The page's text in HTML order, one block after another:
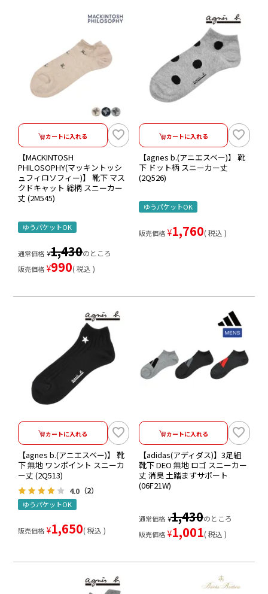
カートに入れる
【MACKINTOSH
PHILOSOPHY(マッキントッシ
ュフィロソフィー)】 靴下 マス
クドキャット 総柄 スニーカー
丈 (2M545)
ゆうパケットOK
通常価格 ¥1,430のところ
販売価格 ¥990 税込
カートに入れる
【agnes b.(アニエスベー)】 靴
下 ドット柄 スニーカー丈
(2Q526)
ゆうパケットOK
販売価格 ¥1,760 税込
カートに入れる
【agnes b.(アニエスベー)】 靴
下 無地 ワンポイント スニーカ
ー丈 (2Q513)
4.0 （2）
ゆうパケットOK
販売価格 ¥1,650 税込
カートに入れる
【adidas(アディダス)】3足組
靴下 DEO 無地 ロゴ スニーカー
丈 消臭 土踏まずサポート
(06F21W)
通常価格 ¥1,430のところ
販売価格 ¥1,001 税込